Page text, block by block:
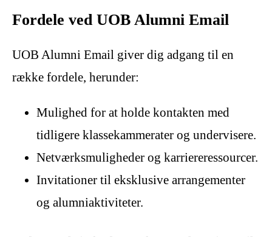
Fordele ved UOB Alumni Email
UOB Alumni Email giver dig adgang til en
række fordele, herunder:
Mulighed for at holde kontakten med
tidligere klassekammerater og undervisere.
Netværksmuligheder og karriereressourcer.
Invitationer til eksklusive arrangementer
og alumniaktiviteter.